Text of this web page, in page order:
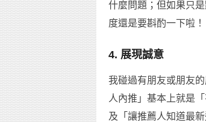
什麼問題；但如果只
度還是要斟酌一下啦！
4. 展現誠意
我碰過有朋友或朋友
人內推」基本上就是
及「讓推薦人知道最